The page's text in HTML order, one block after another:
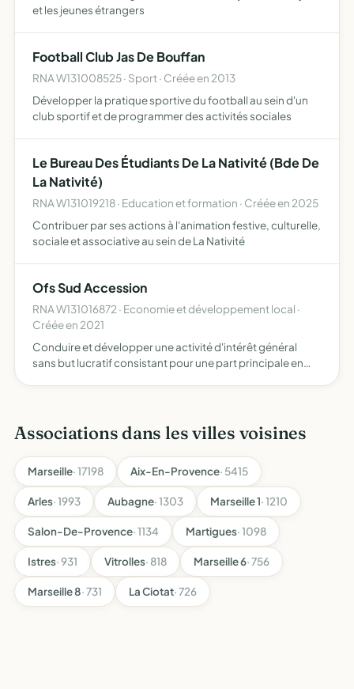
et les jeunes étrangers
Football Club Jas De Bouffan
RNA W131008525 · Sport · Créée en 2013
Développer la pratique sportive du football au sein d'un
club sportif et de programmer des activités sociales
Le Bureau Des Étudiants De La Nativité (Bde De
La Nativité)
RNA W131019218 · Education et formation · Créée en 2025
Contribuer par ses actions à l'animation festive, culturelle,
sociale et associative au sein de La Nativité
Ofs Sud Accession
RNA W131016872 · Economie et développement local ·
Créée en 2021
Conduire et développer une activité d'intérêt général
sans but lucratif consistant pour une part principale en
Associations dans les villes voisines
Marseille· 17198 Aix-En-Provence· 5415
Arles· 1993 Aubagne· 1303 Marseille 1· 1210
Salon-De-Provence· 1134 Martigues· 1098
Istres· 931 Vitrolles· 818 Marseille 6· 756
Marseille 8· 731 La Ciotat· 726